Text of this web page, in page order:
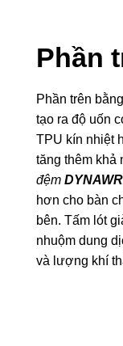
Phần
Phần trên
tạo ra độ uốn
TPU kín nhiệt
tăng thêm khả
đệm
hơn cho bàn
bên. Tấm lót
nhuộm dung
và lượng khí